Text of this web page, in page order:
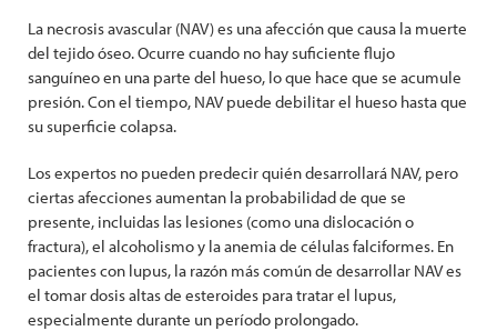
La necrosis avascular (NAV) es una afección que causa la muerte
del tejido óseo. Ocurre cuando no hay suficiente flujo
sanguíneo en una parte del hueso, lo que hace que se acumule
presión. Con el tiempo, NAV puede debilitar el hueso hasta que
su superficie colapsa.
Los expertos no pueden predecir quién desarrollará NAV, pero
ciertas afecciones aumentan la probabilidad de que se
presente, incluidas las lesiones (como una dislocación o
fractura), el alcoholismo y la anemia de células falciformes. En
pacientes con lupus, la razón más común de desarrollar NAV es
el tomar dosis altas de esteroides para tratar el lupus,
especialmente durante un período prolongado.